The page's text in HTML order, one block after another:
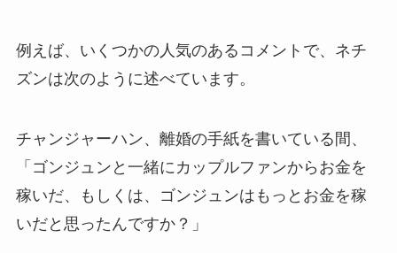
例えば、いくつかの人気のあるコメントで、ネチ
ズンは次のように述べています。
チャンジャーハン、離婚の手紙を書いている間、
「ゴンジュンと一緒にカップルファンからお金を
稼いだ、もしくは、ゴンジュンはもっとお金を稼
いだと思ったんですか？」